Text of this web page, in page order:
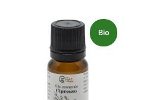
e repellente per insetti.
Bio